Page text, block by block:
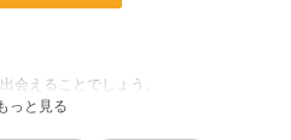
会えることでしょう。